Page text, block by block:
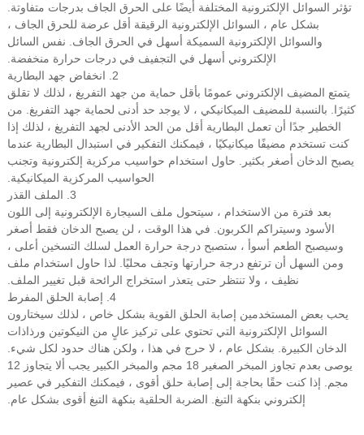
تؤثر السوائل الإلكترونية المختلفة أيضًا على الحرق الجاف بدرجات متفاوتة.
بشكل عام ، السوائل الإلكترونية الرقيقة أقل عرضة للحرق الجاف ،
والسوائل الإلكترونية السميكة أسهل في الحرق الجاف. نفس السائل
الإلكتروني أسهل في التجفيف في درجات حرارة منخفضة.
2. انخفاض جهد البطارية
يتمتع المضيف الإلكتروني عمومًا بأقل حماية من جهد التفريغ ، لذلك لا تقلق
كثيرًا. بالنسبة للمضيف الميكانيكي ، لا يوجد حد أدنى لحماية جهد التفريغ. من
الخطير جدًا أن تعمل البطارية أقل من الحد الأدنى لجهد التفريغ ، لذلك إذا
كنت تستخدم مضيفًا ميكانيكيًا ، فيمكنك التفكير في استبدال البطارية عندما
يصبح الدخان أصغر بكثير. حاول استخدام حواسيب مركزية إلكترونية وتجنب
الحواسيب المركزية الميكانيكية.
3. الملف القذر
بعد فترة من الاستخدام ، سيتحول ملف السيجارة الإلكترونية إلى اللون
الأسود وسيتراكم الكربون. في هذا الوقت ، لن يصبح الدخان فقط أصغر
وسيصبح الطعم أسوأ ، ستصبح درجة حرارة العمل لسلك التسخين أعلى ،
ومن السهل أن ترتفع درجة حرارتها وتجف محليًا. لذا حاول استخدام ملف
نظيف ، ولا تنتظر حتى يتعذر استخراج الرائحة قبل تغيير الملف.
4. إصابة الحلق المفرط
يحب بعض المستخدمين إصابة الحلق القوية بشكل خاص ، لذلك سيختارون
السوائل الإلكترونية التي تحتوي على تركيز عالٍ من النيكوتين ورذاذات
الدخان الكبيرة. بشكل عام ، لا حرج في هذا ، ولكن هناك حدود لكل شيء.
يوصى بعدم تجاوز المبخر الصغير 18 مجم والمبخر الكبير يجب ألا يتجاوز 12
مجم. إذا كنت حقًا بحاجة إلى إصابة حلق أقوى ، فيمكنك التفكير في عصير
إلكتروني بنكهة التبغ. الضربة الحلقية بنكهة التبغ أقوى بشكل عام.